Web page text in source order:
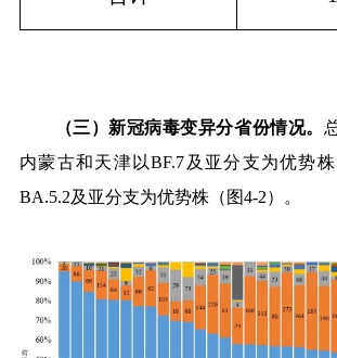
（三）新冠病毒变异分省份情况。
内蒙古和天津以BF.7 及亚分支为优势
BA.5.2及亚分支为优势株（图4-2）。